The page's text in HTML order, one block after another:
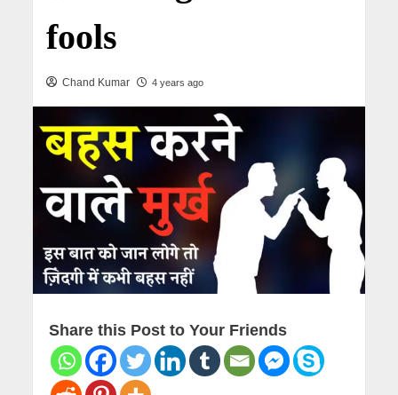
fools
Chand Kumar 4 years ago
Share this Post to Your Friends